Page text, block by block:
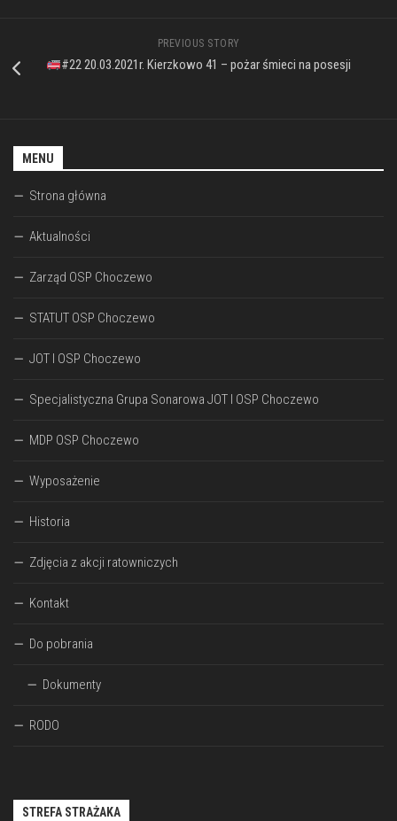
PREVIOUS STORY
#22 20.03.2021r. Kierzkowo 41 – pożar śmieci na posesji
MENU
Strona główna
Aktualności
Zarząd OSP Choczewo
STATUT OSP Choczewo
JOT I OSP Choczewo
Specjalistyczna Grupa Sonarowa JOT I OSP Choczewo
MDP OSP Choczewo
Wyposażenie
Historia
Zdjęcia z akcji ratowniczych
Kontakt
Do pobrania
Dokumenty
RODO
STREFA STRAŻAKA